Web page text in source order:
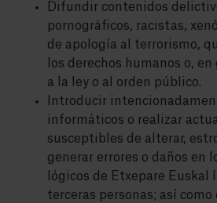
Difundir contenidos
pornográficos, racistas,
de apología al terrorismo,
los derechos humanos o,
a la ley o al orden público.
Introducir
informáticos o realizar
susceptibles de alterar,
generar errores o daños en
lógicos de Etxepare Euskal
terceras personas; así como